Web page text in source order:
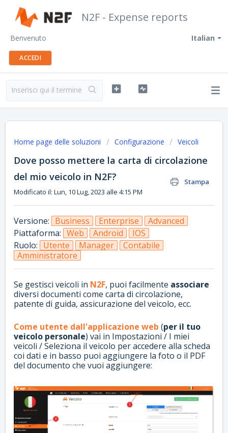
N2F - Expense reports
Italian
Benvenuto
ACCEDI
Home page delle soluzioni Configurazione Veicoli
Dove posso mettere la carta di circolazione
del mio veicolo in N2F?
Stampa
Modificato il: Lun, 10 Lug, 2023 alle 4:15 PM
Versione: Business Enterprise
Advanced
Piattaforma: Web Android
IOS
Ruolo: Utente Manager
Contabile
Amministratore
Se gestisci veicoli in N2F, puoi facilmente associare
diversi documenti come carta di circolazione,
patente di guida, assicurazione del veicolo, ecc.
Come utente dall'applicazione web (per il tuo
veicolo personale) vai in Impostazioni / I miei
veicoli / Seleziona il veicolo per accedere alla scheda
coi dati e in basso puoi aggiungere la foto o il PDF
del documento che vuoi aggiungere: